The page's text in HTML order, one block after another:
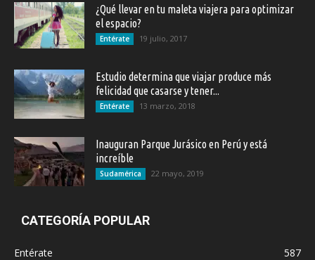
¿Qué llevar en tu maleta viajera para optimizar
el espacio?
Entérate 19 julio, 2017
Estudio determina que viajar produce más
felicidad que casarse y tener...
Entérate 13 marzo, 2018
Inauguran Parque Jurásico en Perú y está
increíble
Sudamérica 22 mayo, 2019
CATEGORÍA POPULAR
Entérate
587